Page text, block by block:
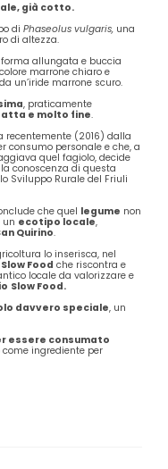
già cotto.
diPhaseolus vulgaris, una
di altezza.
allungata e buccia
marrone chiaro e
un’iride marrone scuro.
, praticamente
e molto fine.
recentemente (2016) dalla
consumo personale e che, a
quel fagiolo, decide
conoscenza di questa
Sviluppo Rurale del Friuli
che quel legume non
un ecotipo locale,
Quirino.
lo inserisca, nel
Slow Food che riscontra e
locale da valorizzare e
Slow Food.
davvero speciale, un
essere consumato
ingrediente per